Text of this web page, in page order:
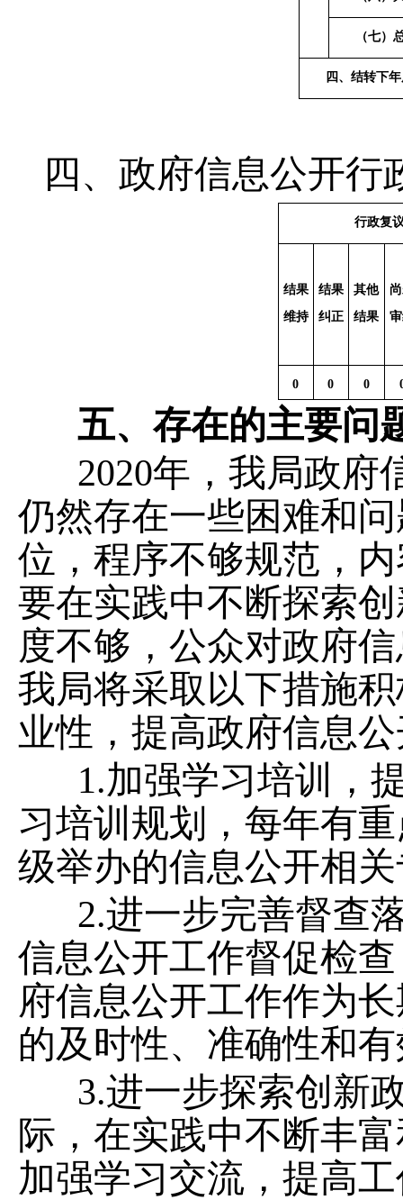
（七）
四、结转下
四、政府信息公开行
行政复
结果
维持
结果
纠正
其他
结果
0 0 0
五、存在的主要问
2020年，我局政府
仍然存在一些困难和
位，程序不够规范，
要在实践中不断探索
度不够，公众对政府
我局将采取以下措施
业性，提高政府信息
1.加强学习培训，
习培训规划，每年有
级举办的信息公开相
2.进一步完善督查
信息公开工作督促检
府信息公开工作作为
的及时性、准确性和
3.进一步探索创新
际，在实践中不断丰
加强学习交流，提高